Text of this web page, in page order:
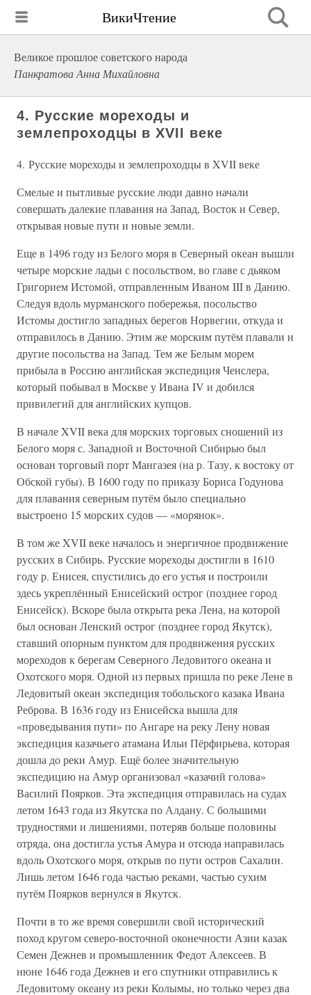
ВикиЧтение
Великое прошлое советского народа
Панкратова Анна Михайловна
4. Русские мореходы и
землепроходцы в XVII веке
4. Русские мореходы и землепроходцы в XVII веке
Смелые и пытливые русские люди давно начали
совершать далекие плавания на Запад, Восток и Север,
открывая новые пути и новые земли.
Еще в 1496 году из Белого моря в Северный океан вышли
четыре морские ладьи с посольством, во главе с дьяком
Григорием Истомой, отправленным Иваном III в Данию.
Следуя вдоль мурманского побережья, посольство
Истомы достигло западных берегов Норвегии, откуда и
отправилось в Данию. Этим же морским путём плавали и
другие посольства на Запад. Тем же Белым морем
прибыла в Россию английская экспедиция Ченслера,
который побывал в Москве у Ивана IV и добился
привилегий для английских купцов.
В начале XVII века для морских торговых сношений из
Белого моря с. Западной и Восточной Сибирью был
основан торговый порт Мангазея (на р. Тазу, к востоку от
Обской губы). В 1600 году по приказу Бориса Годунова
для плавания северным путём было специально
выстроено 15 морских судов — «морянок».
В том же XVII веке началось и энергичное продвижение
русских в Сибирь. Русские мореходы достигли в 1610
году р. Енисея, спустились до его устья и построили
здесь укреплённый Енисейский острог (позднее город
Енисейск). Вскоре была открыта река Лена, на которой
был основан Ленский острог (позднее город Якутск),
ставший опорным пунктом для продвижения русских
мореходов к берегам Северного Ледовитого океана и
Охотского моря. Одной из первых пришла по реке Лене в
Ледовитый океан экспедиция тобольского казака Ивана
Реброва. В 1636 году из Енисейска вышла для
«проведывания пути» по Ангаре на реку Лену новая
экспедиция казачьего атамана Ильи Пёрфирьева, которая
дошла до реки Амур. Ещё более значительную
экспедицию на Амур организовал «казачий голова»
Василий Поярков. Эта экспедиция отправилась на судах
летом 1643 года из Якутска по Алдану. С большими
трудностями и лишениями, потеряв больше половины
отряда, она достигла устья Амура и отсюда направилась
вдоль Охотского моря, открыв по пути остров Сахалин.
Лишь летом 1646 года частью реками, частью сухим
путём Поярков вернулся в Якутск.
Почти в то же время совершили свой исторический
поход кругом северо-восточной оконечности Азии казак
Семен Дежнев и промышленник Федот Алексеев. В
нюне 1646 года Дежнев и его спутники отправились к
Ледовитому океану из реки Колымы, но только через два